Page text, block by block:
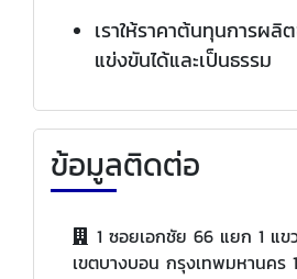
เราให้ราคาต้นทุนการผลิ
แข่งขันได้และเป็นธรรม
ข้อมูลติดต่อ
1 ซอยเอกชัย 66 แยก 1 แ
เขตบางบอน กรุงเทพมหานคร